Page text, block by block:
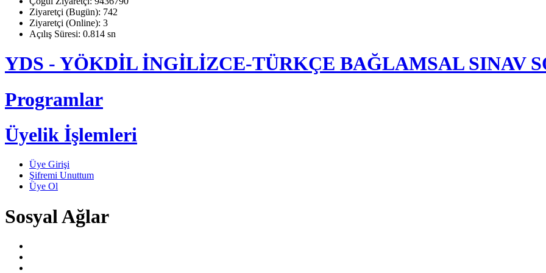
Ziyaretçi (Bugün): 742
Ziyaretçi (Online): 3
Açılış Süresi: 0.814 sn
YDS - YÖKDİL İNGİLİZCE-TÜRKÇE BAĞLAMSAL SINAV
Programlar
Üyelik İşlemleri
Üye Girişi
Şifremi Unuttum
Üye Ol
Sosyal Ağlar